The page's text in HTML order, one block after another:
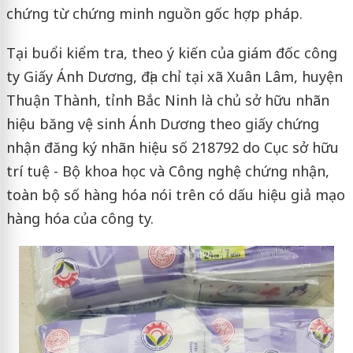
chứng từ chứng minh nguồn gốc hợp pháp.
Tại buổi kiểm tra, theo ý kiến của giám đốc công
ty Giấy Ánh Dương, địa chỉ tại xã Xuân Lâm, huyện
Thuận Thành, tỉnh Bắc Ninh là chủ sở hữu nhãn
hiệu băng vệ sinh Ánh Dương theo giấy chứng
nhận đăng ký nhãn hiệu số 218792 do Cục sở hữu
trí tuệ - Bộ khoa học và Công nghệ chứng nhận,
toàn bộ số hàng hóa nói trên có dấu hiệu giả mạo
hàng hóa của công ty.